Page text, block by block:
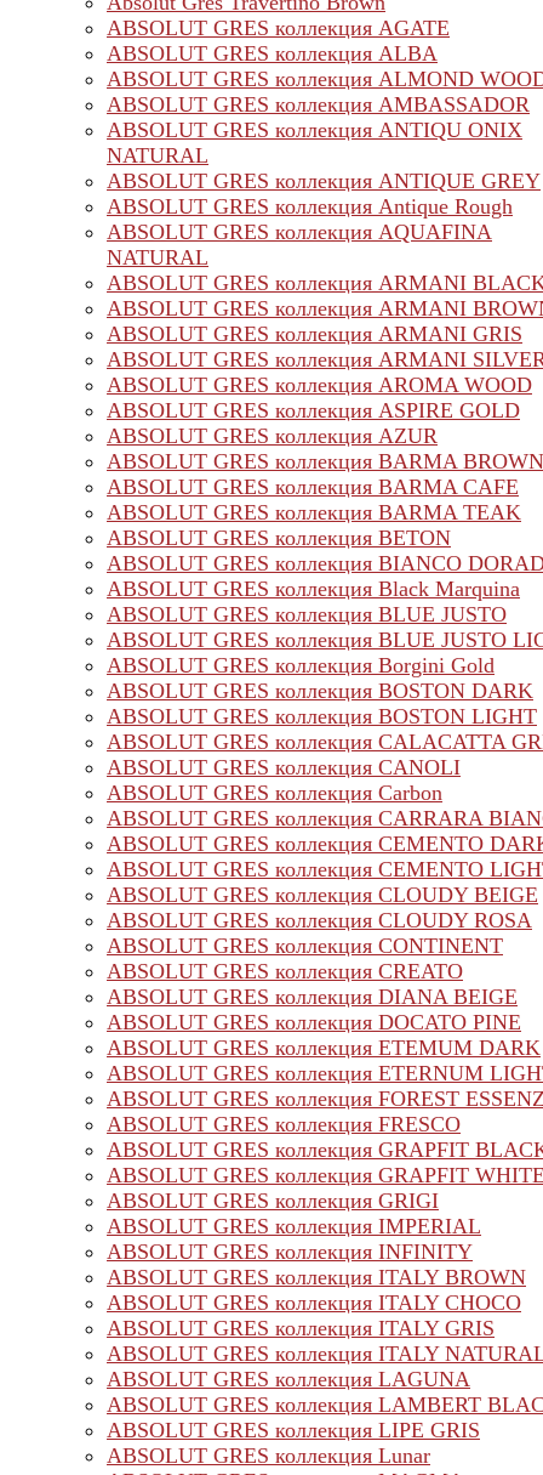
ABSOLUT GRES коллекция AGATE
ABSOLUT GRES коллекция ALBA
ABSOLUT GRES коллекция ALMOND
ABSOLUT GRES коллекция AMBASSADOR
ABSOLUT GRES коллекция ANTIQU ONIX
NATURAL
ABSOLUT GRES коллекция ANTIQUE GREY
ABSOLUT GRES коллекция Antique Rough
ABSOLUT GRES коллекция AQUAFINA
NATURAL
ABSOLUT GRES коллекция ARMANI
ABSOLUT GRES коллекция ARMANI
ABSOLUT GRES коллекция ARMANI GRIS
ABSOLUT GRES коллекция ARMANI
ABSOLUT GRES коллекция AROMA WOOD
ABSOLUT GRES коллекция ASPIRE GOLD
ABSOLUT GRES коллекция AZUR
ABSOLUT GRES коллекция BARMA BROWN
ABSOLUT GRES коллекция BARMA CAFE
ABSOLUT GRES коллекция BARMA TEAK
ABSOLUT GRES коллекция BETON
ABSOLUT GRES коллекция BIANCO
ABSOLUT GRES коллекция Black Marquina
ABSOLUT GRES коллекция BLUE JUSTO
ABSOLUT GRES коллекция BLUE JUSTO
ABSOLUT GRES коллекция Borgini Gold
ABSOLUT GRES коллекция BOSTON DARK
ABSOLUT GRES коллекция BOSTON LIGHT
ABSOLUT GRES коллекция CALACATTA
ABSOLUT GRES коллекция CANOLI
ABSOLUT GRES коллекция Carbon
ABSOLUT GRES коллекция CARRARA
ABSOLUT GRES коллекция CEMENTO
ABSOLUT GRES коллекция CEMENTO
ABSOLUT GRES коллекция CLOUDY BEIGE
ABSOLUT GRES коллекция CLOUDY ROSA
ABSOLUT GRES коллекция CONTINENT
ABSOLUT GRES коллекция CREATO
ABSOLUT GRES коллекция DIANA BEIGE
ABSOLUT GRES коллекция DOCATO PINE
ABSOLUT GRES коллекция ETEMUM DARK
ABSOLUT GRES коллекция ETERNUM
ABSOLUT GRES коллекция FOREST
ABSOLUT GRES коллекция FRESCO
ABSOLUT GRES коллекция GRAPFIT
ABSOLUT GRES коллекция GRAPFIT
ABSOLUT GRES коллекция GRIGI
ABSOLUT GRES коллекция IMPERIAL
ABSOLUT GRES коллекция INFINITY
ABSOLUT GRES коллекция ITALY BROWN
ABSOLUT GRES коллекция ITALY CHOCO
ABSOLUT GRES коллекция ITALY GRIS
ABSOLUT GRES коллекция ITALY
ABSOLUT GRES коллекция LAGUNA
ABSOLUT GRES коллекция LAMBERT
ABSOLUT GRES коллекция LIPE GRIS
ABSOLUT GRES коллекция Lunar